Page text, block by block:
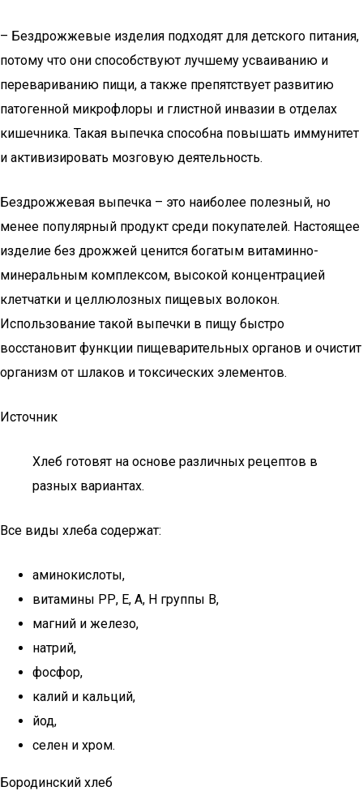
– Бездрожжевые изделия подходят для детского питания,
потому что они способствуют лучшему усваиванию и
перевариванию пищи, а также препятствует развитию
патогенной микрофлоры и глистной инвазии в отделах
кишечника. Такая выпечка способна повышать иммунитет
и активизировать мозговую деятельность.
Бездрожжевая выпечка – это наиболее полезный, но
менее популярный продукт среди покупателей. Настоящее
изделие без дрожжей ценится богатым витаминно-
минеральным комплексом, высокой концентрацией
клетчатки и целлюлозных пищевых волокон.
Использование такой выпечки в пищу быстро
восстановит функции пищеварительных органов и очистит
организм от шлаков и токсических элементов.
Источник
Хлеб готовят на основе различных рецептов в
разных вариантах.
Все виды хлеба содержат:
аминокислоты,
витамины РР, Е, А, Н группы В,
магний и железо,
натрий,
фосфор,
калий и кальций,
йод,
селен и хром.
Бородинский хлеб